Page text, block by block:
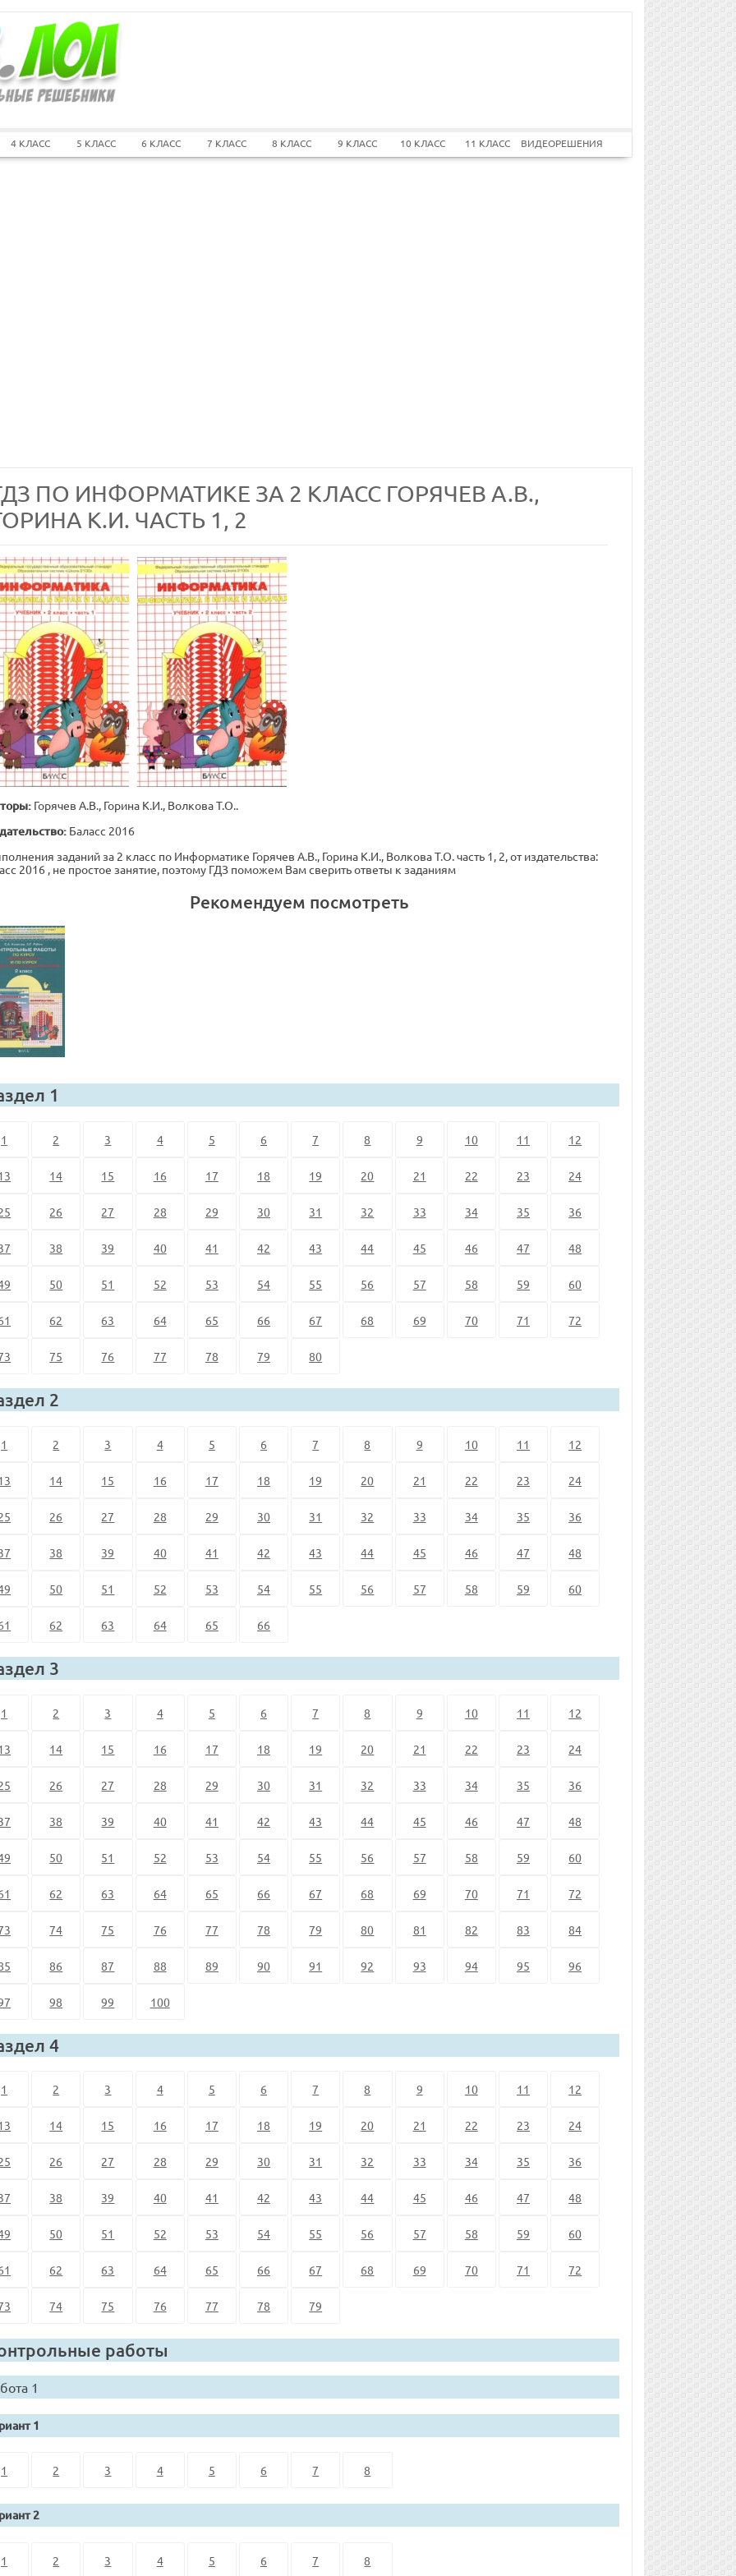
4 КЛАСС 5 КЛАСС 6 КЛАСС 7 КЛАСС 8 КЛАСС 9 КЛАСС 10 КЛАСС 11 КЛАСС ВИДЕОРЕШЕНИЯ
ПО ИНФОРМАТИКЕ ЗА 2 КЛАСС ГОРЯЧЕВ А.В.,
К.И. ЧАСТЬ 1, 2
Горячев А.В., Горина К.И., Волкова Т.О..
Баласс 2016
заданий за 2 класс по Информатике Горячев А.В., Горина К.И., Волкова Т.О. часть 1, 2, от издательства:
2016 , не простое занятие, поэтому ГДЗ поможем Вам сверить ответы к заданиям
Рекомендуем посмотреть
1
1 2 3 4 5 6 7 8 9 10 11 12
14 15 16 17 18 19 20 21 22 23 24
26 27 28 29 30 31 32 33 34 35 36
38 39 40 41 42 43 44 45 46 47 48
50 51 52 53 54 55 56 57 58 59 60
62 63 64 65 66 67 68 69 70 71 72
75 76 77 78 79 80
2
1 2 3 4 5 6 7 8 9 10 11 12
14 15 16 17 18 19 20 21 22 23 24
26 27 28 29 30 31 32 33 34 35 36
38 39 40 41 42 43 44 45 46 47 48
50 51 52 53 54 55 56 57 58 59 60
62 63 64 65 66
3
1 2 3 4 5 6 7 8 9 10 11 12
14 15 16 17 18 19 20 21 22 23 24
26 27 28 29 30 31 32 33 34 35 36
38 39 40 41 42 43 44 45 46 47 48
50 51 52 53 54 55 56 57 58 59 60
62 63 64 65 66 67 68 69 70 71 72
74 75 76 77 78 79 80 81 82 83 84
86 87 88 89 90 91 92 93 94 95 96
98 99 100
4
1 2 3 4 5 6 7 8 9 10 11 12
14 15 16 17 18 19 20 21 22 23 24
26 27 28 29 30 31 32 33 34 35 36
38 39 40 41 42 43 44 45 46 47 48
50 51 52 53 54 55 56 57 58 59 60
62 63 64 65 66 67 68 69 70 71 72
74 75 76 77 78 79
работы
1
1
1 2 3 4 5 6 7 8
2
1 2 3 4 5 6 7 8